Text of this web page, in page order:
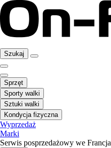
Szukaj
Sprzęt
Sporty walki
Sztuki walki
Kondycja fizyczna
Wyprzedaż
Marki
Serwis posprzedażowy we Francja